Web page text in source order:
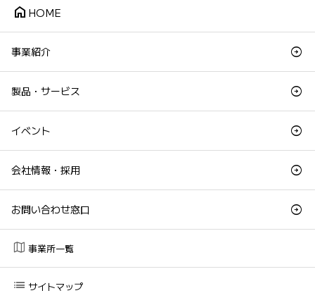
home HOME
事業紹介
製品・サービス
イベント
会社情報・採用
お問い合わせ窓口
map 事業所一覧
list サイトマップ